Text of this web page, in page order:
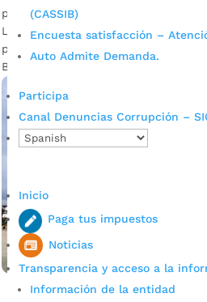
(CASSIB)
Encuesta satisfacción –
Auto Admite Demanda.
Participa
Canal Denuncias Corrupción –
Inicio
Paga tus impuestos
Noticias
Transparencia y acceso a la
Información de la entidad
por admin_prensa
La EMA vivió una jornada que dejó
procesos formativos que se tejen
Bucaramanga.